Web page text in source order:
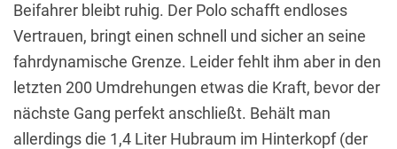
Beifahrer bleibt ruhig. Der Polo schafft endloses
Vertrauen, bringt einen schnell und sicher an seine
fahrdynamische Grenze. Leider fehlt ihm aber in den
letzten 200 Umdrehungen etwas die Kraft, bevor der
nächste Gang perfekt anschließt. Behält man
allerdings die 1,4 Liter Hubraum im Hinterkopf (der